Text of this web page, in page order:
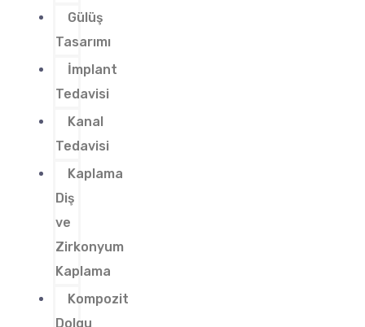
Gülüş
Tasarımı
İmplant
Tedavisi
Kanal
Tedavisi
Kaplama
Diş
ve
Zirkonyum
Kaplama
Kompozit
Dolgu